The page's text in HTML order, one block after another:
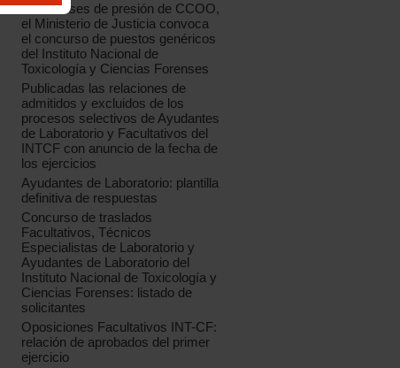
Tras meses de presión de CCOO,
el Ministerio de Justicia convoca
el concurso de puestos genéricos
del Instituto Nacional de
Toxicología y Ciencias Forenses
Publicadas las relaciones de
admitidos y excluidos de los
procesos selectivos de Ayudantes
de Laboratorio y Facultativos del
INTCF con anuncio de la fecha de
los ejercicios
Ayudantes de Laboratorio: plantilla
definitiva de respuestas
Concurso de traslados
Facultativos, Técnicos
Especialistas de Laboratorio y
Ayudantes de Laboratorio del
Instituto Nacional de Toxicología y
Ciencias Forenses: listado de
solicitantes
Oposiciones Facultativos INT-CF:
relación de aprobados del primer
ejercicio